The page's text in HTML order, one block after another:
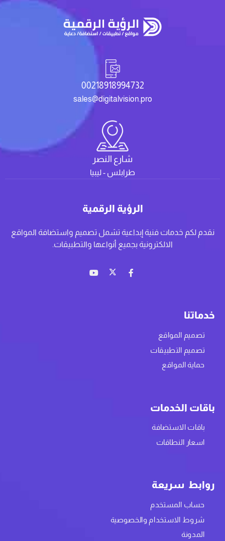
00218918994732
sales@digitalvision.pro
شارع النصر
طرابلس - ليبيا
الرؤية الرقمية
نقدم لكم خدمات فنية إبداعية تشمل تصميم واستضافة المواقع
الالكترونية بجميع أنواعها والتطبيقات.
خدماتنا
تصميم المواقع
تصميم التطبيقات
حماية المواقع
باقات الخدمات
باقات الاستضافة
اسعار النطاقات
روابط سريعة
حساب المستخدم
شروط الاستخدام والخصوصية
المدونة